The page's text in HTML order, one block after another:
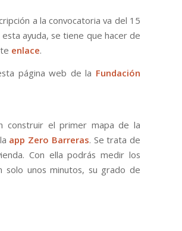
a la convocatoria va del 15
ayuda, se tiene que hacer de
enlace.
página web de la Fundación
construir el primer mapa de la
app Zero Barreras. Se trata de
Con ella podrás medir los
unos minutos, su grado de